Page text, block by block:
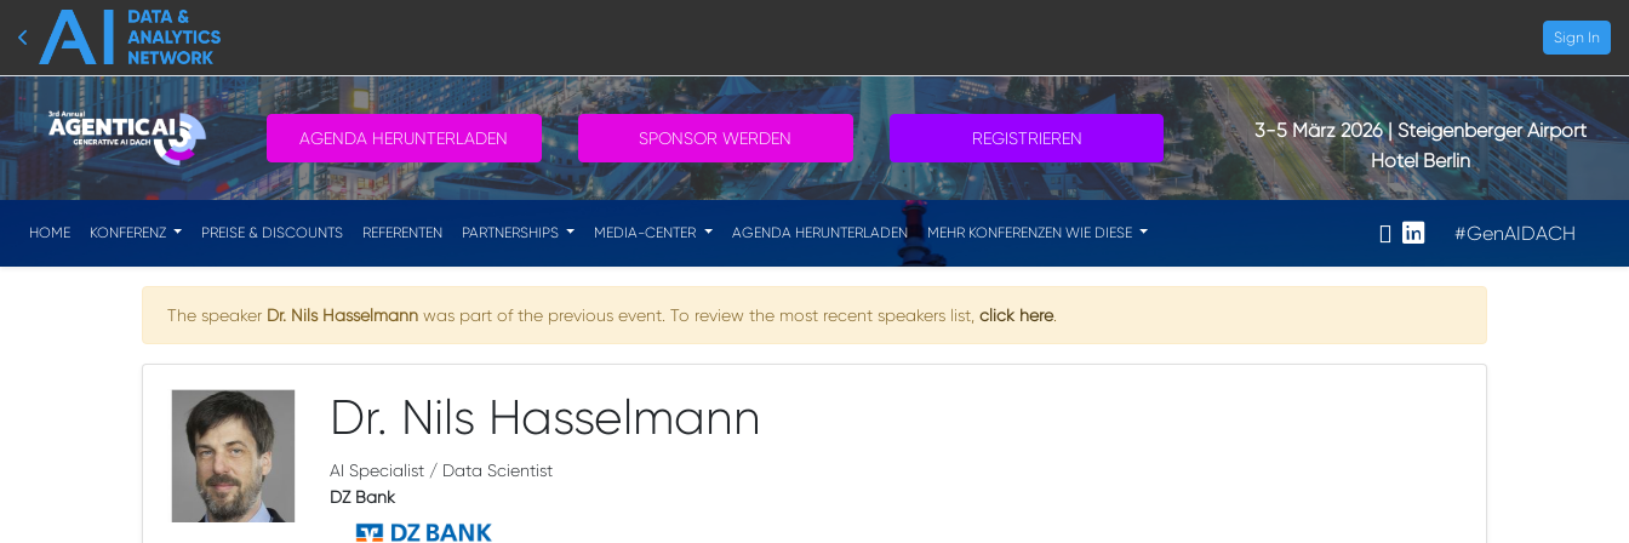
Sign In
3-5 März 2026 | Steigenberger Airport
Hotel Berlin
AGENDA HERUNTERLADEN SPONSOR WERDEN REGISTRIEREN
HOME KONFERENZ PREISE & DISCOUNTS REFERENTEN PARTNERSHIPS MEDIA-CENTER AGENDA HERUNTERLADEN MEHR KONFERENZEN WIE DIESE #GenAIDACH
The speaker Dr. Nils Hasselmann was part of the previous event. To review the most recent speakers list, click here.
Dr. Nils Hasselmann
AI Specialist / Data Scientist
DZ Bank